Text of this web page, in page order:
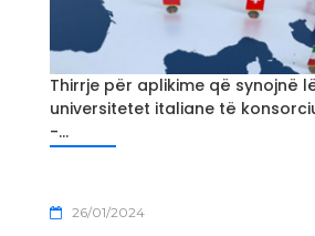
Thirrje për aplikime që synojnë
universitetet italiane të
-...
26/01/2024